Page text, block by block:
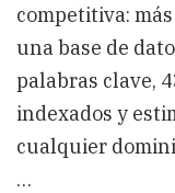
competitiva:
una base de
palabras clave,
indexados y
cualquier
…